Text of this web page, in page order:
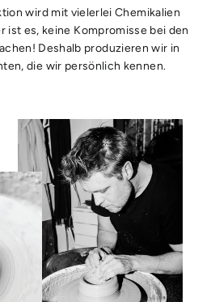
wird mit vielerlei Chemikalien
es, keine Kompromisse bei den
Deshalb produzieren wir in
die wir persönlich kennen.